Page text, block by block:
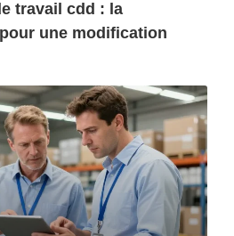
travail cdd : la
une modification